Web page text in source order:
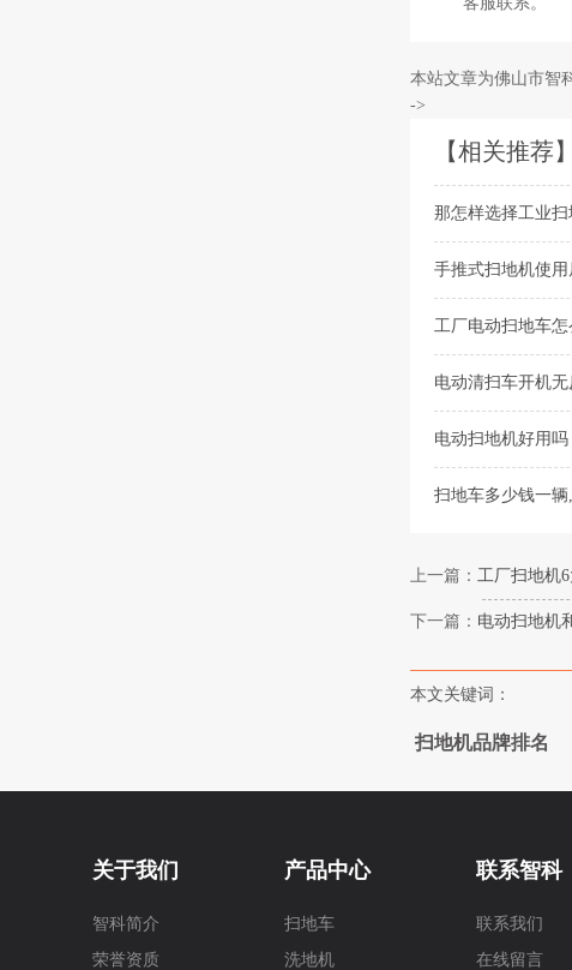
本站文章为佛山市智
->
【相关推荐】
那怎样选择工业
手推式扫地机使
工厂电动扫地车怎
电动清扫车开机
电动扫地机好用吗
扫地车多少钱一
上一篇： 工厂扫地机
下一篇： 电动扫地机
本文关键词：
扫地机品牌排名
关于我们
智科简介
荣誉资质
产品中心
扫地车
洗地机
联系智科
联系我们
在线留言